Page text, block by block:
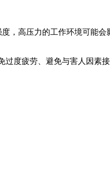
，高压力的工作环境可能
度疲劳、避免与害人因素